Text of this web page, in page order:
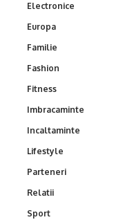
Electronice
Europa
Familie
Fashion
Fitness
Imbracaminte
Incaltaminte
Lifestyle
Parteneri
Relatii
Sport